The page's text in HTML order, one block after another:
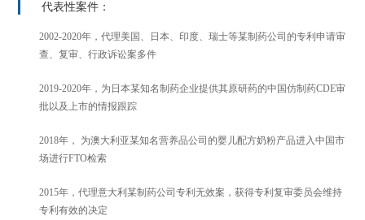
代表性案件：
2002-2020年，代理美国、日本、印度、瑞士等某制药公司的专利申请审
查、复审、行政诉讼案多件
2019-2020年，为日本某知名制药企业提供其原研药的中国仿制药CDE审
批以及上市的情报跟踪
2018年， 为澳大利亚某知名营养品公司的婴儿配方奶粉产品进入中国市
场进行FTO检索
2015年，代理意大利某制药公司专利无效案，获得专利复审委员会维持
专利有效的决定